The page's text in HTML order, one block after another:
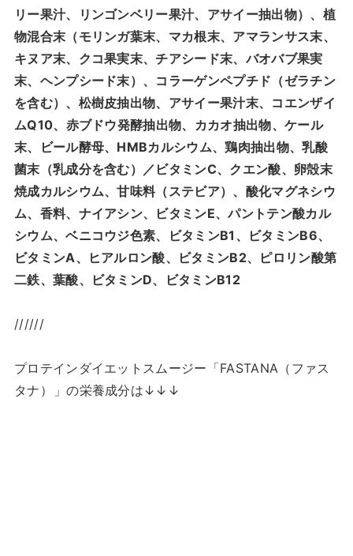
リー果汁、リンゴンベリー果汁、アサイー抽出物）、植
物混合末（モリンガ葉末、マカ根末、アマランサス末、
キヌア末、クコ果実末、チアシード末、バオバブ果実
末、ヘンプシード末）、コラーゲンペプチド（ゼラチン
を含む）、松樹皮抽出物、アサイー果汁末、コエンザイ
ムQ10、赤ブドウ発酵抽出物、カカオ抽出物、ケール
末、ビール酵母、HMBカルシウム、鶏肉抽出物、乳酸
菌末（乳成分を含む）／ビタミンC、クエン酸、卵殻末
焼成カルシウム、甘味料（ステビア）、酸化マグネシウ
ム、香料、ナイアシン、ビタミンE、パントテン酸カル
シウム、ベニコウジ色素、ビタミンB1、ビタミンB6、
ビタミンA、ヒアルロン酸、ビタミンB2、ピロリン酸第
二鉄、葉酸、ビタミンD、ビタミンB12
//////
プロテインダイエットスムージー「FASTANA（ファス
タナ）
」の栄養成分は↓↓↓